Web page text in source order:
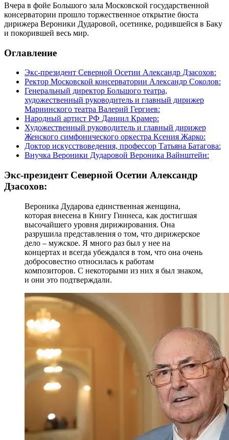
Вчера в фойе Большого зала Московской государственной
консерватории прошло торжественное открытие бюста
дирижера Вероники Дударовой, осетинке, родившейся в Баку
и покорившей весь мир.
Оглавление
Экс-президент Северной Осетии Александр Дзасохов:
Ректор Московской консерватории Александр Соколов:
Генеральный директор Большого театра,
художественный руководитель и главный дирижер
Мариинского театра Валерий Гергиев:
Народный артист РФ Даниил Крамер:
Художественный руководитель и главный дирижер
Женского симфонического оркестра Ксения Жарко:
Доктор искусствоведения, профессор Татьяна Батагова:
Внучка Вероники Дударовой Вероника Вайнштейн:
Экс-президент Северной Осетии Александр
Дзасохов:
Вероника Дударова единственная женщина,
которая внесена в Книгу Гиннеса, как достигшая
высочайшего уровня дирижирования. Она
разрушила представления о том, что дирижерское
дело – мужское. Я много раз был у нее на
концертах и всегда убеждался в том, что она очень
добросовестно относилась к работам
композиторов. С некоторыми из них я был знаком,
и они это подтверждали.